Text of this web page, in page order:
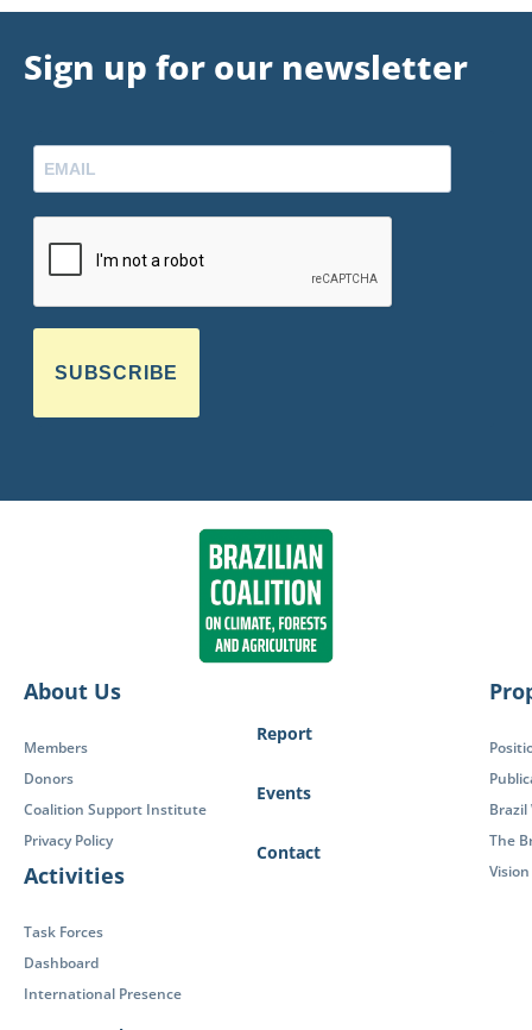
Sign up for our newsletter
SUBSCRIBE
About Us
Members
Donors
Coalition Support Institute
Privacy Policy
The
Activities
Task Forces
Dashboard
International Presence
Report
Events
Contact